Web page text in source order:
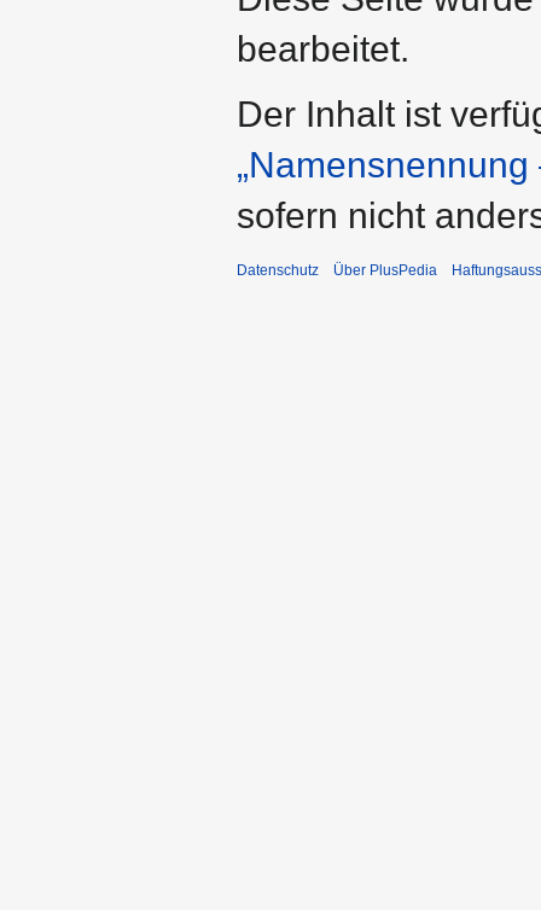
bearbeitet.
Der Inhalt ist
sofern nicht
Datenschutz Über PlusPedia